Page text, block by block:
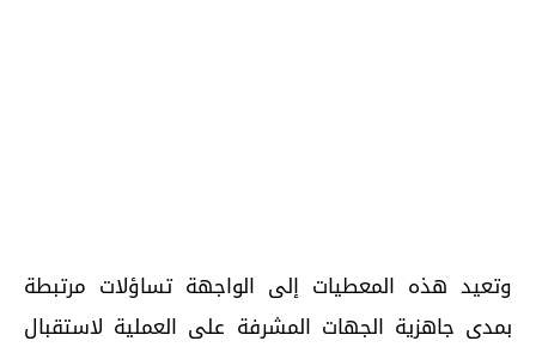
وتعيد هذه المعطيات إلى الواجهة تساؤلات مرتبطة
بمدى جاهزية الجهات المشرفة على العملية لاستقبال